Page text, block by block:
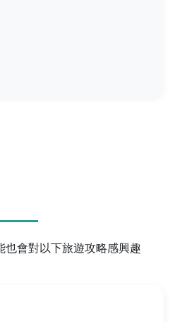
會對以下旅遊攻略感興趣